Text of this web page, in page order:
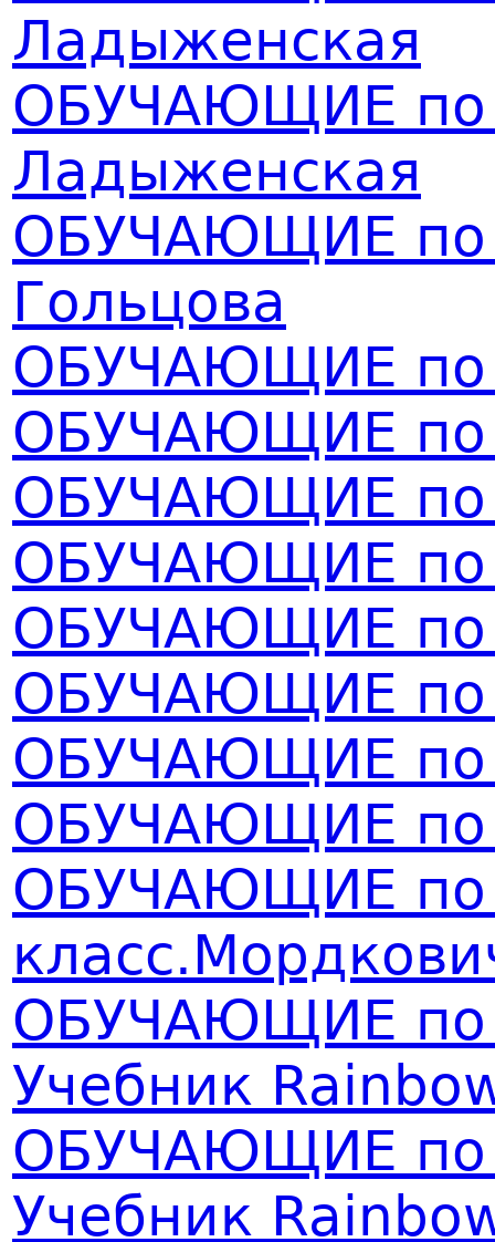
Ладыженская
ОБУЧАЮЩИЕ по
Ладыженская
ОБУЧАЮЩИЕ по
Гольцова
ОБУЧАЮЩИЕ по
ОБУЧАЮЩИЕ по
ОБУЧАЮЩИЕ по
ОБУЧАЮЩИЕ по
ОБУЧАЮЩИЕ по
ОБУЧАЮЩИЕ по
ОБУЧАЮЩИЕ по
ОБУЧАЮЩИЕ по
ОБУЧАЮЩИЕ по
ОБУЧАЮЩИЕ по
Учебник
ОБУЧАЮЩИЕ по
Учебник